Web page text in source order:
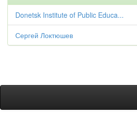
Donetsk Institute of Public Educa...
Сергей Локтюшев